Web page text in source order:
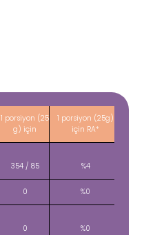
1 porsiyon (25
g) için
1 porsiyon (25g)
için RA*
354 / 85 %4
0 %0
0 %0